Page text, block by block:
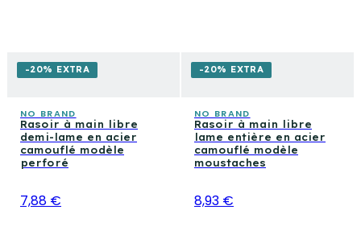
-20% EXTRA
NO BRAND
Rasoir à main libre
demi-lame en acier
camouflé modèle
perforé
7,88 €
-20% EXTRA
NO BRAND
Rasoir à main libre
lame entière en acier
camouflé modèle
moustaches
8,93 €